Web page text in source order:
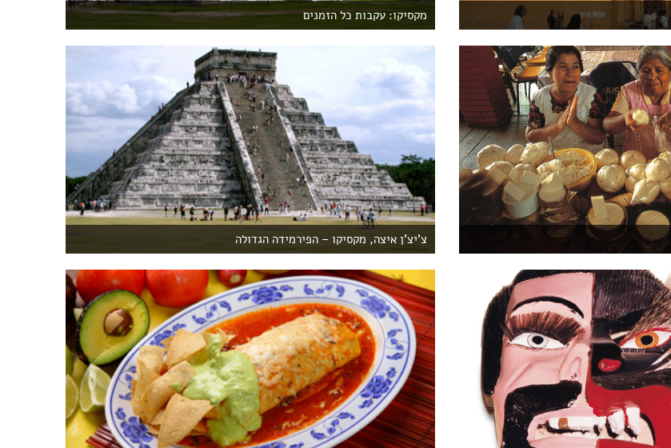
מקסיקו: עקבות כל הזמנים
צ'יצ'ן איצה, מקסיקו – הפירמידה הגדולה